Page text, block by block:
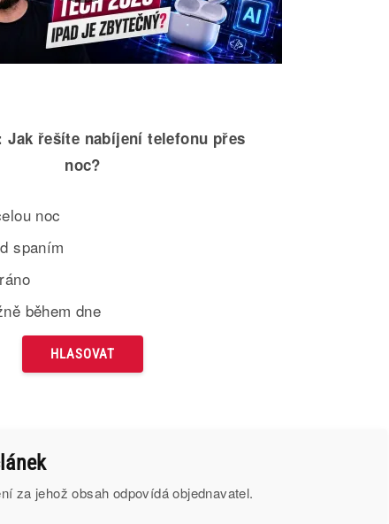
Jak řešíte nabíjení telefonu přes
noc?
noc
spaním
během dne
za jehož obsah odpovídá objednavatel.